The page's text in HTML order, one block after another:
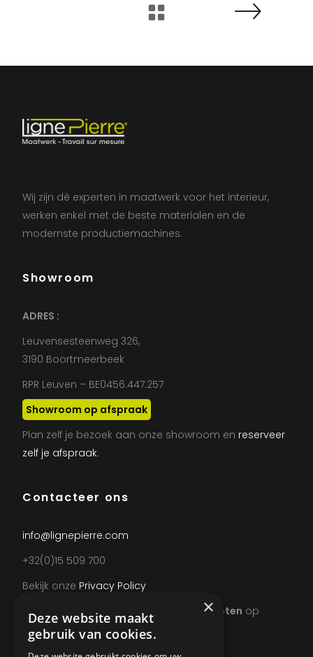
Wij zijn dé experten in maatwerk voor het interieur,
werken enkel met de beste materialen en de
modernste productiemachines.
Showroom
ADRES :
Leuvensesteenweg 326,
3190 Boortmeerbeek
RPR Leuven – BE0456.447.257
Showroom op afspraak
Plan zelf je bezoek aan onze showroom en reserveer
zelf je afspraak.
Contacteer ons
info@lignepierre.com
+32(0)15 509 700
Bekijk onze Privacy Policy
Wegens teambuilding uitzonderlijk
gesloten op
donderdag 20 augustus vanaf 13u.
×
Deze website maakt
gebruik van cookies.